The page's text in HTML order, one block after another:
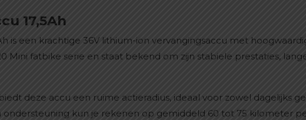
17,5Ah
is een krachtige 36V lithium-ion vervangingsaccu met
Mini fatbike serie en staat bekend om zijn stabiele prestaties,
deze accu een ruime actieradius, ideaal voor zowel dagelijks
ondersteuning kun je rekenen op gemiddeld 60 tot 75 kilometer